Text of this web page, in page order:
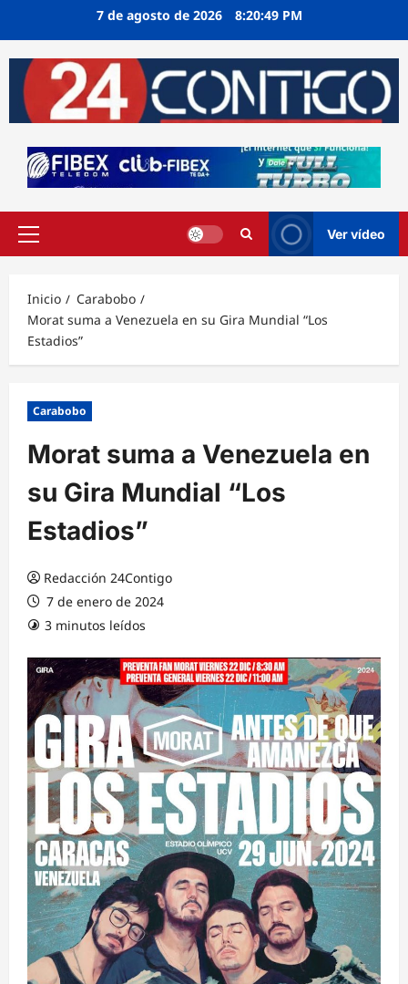
7 de agosto de 2026 8:20:49 PM
Menú
Ver vídeo
Inicio
Carabobo
Morat suma a Venezuela en su Gira Mundial “Los
Estadios”
Carabobo
Morat suma a Venezuela en
su Gira Mundial “Los
Estadios”
Redacción 24Contigo
7 de enero de 2024
3 minutos leídos